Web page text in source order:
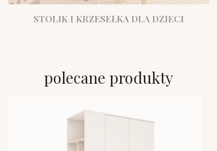
STOLIK I KRZESEŁKA DLA DZIECI
polecane produkty